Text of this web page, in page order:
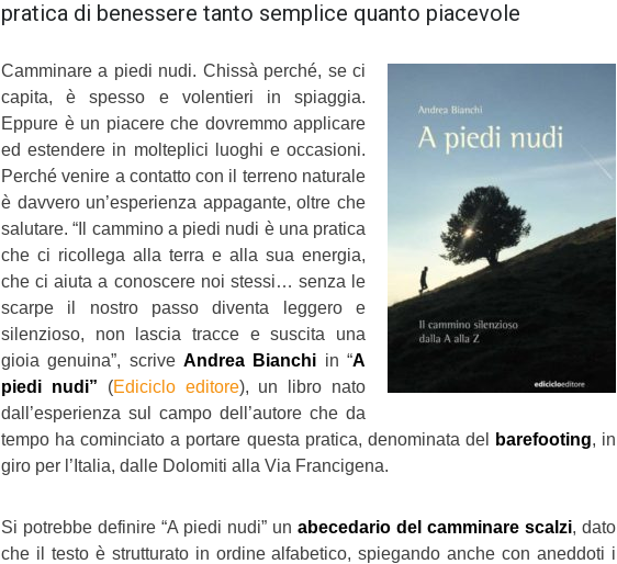
pratica di benessere tanto semplice quanto piacevole
Camminare a piedi nudi. Chissà perché, se ci
capita, è spesso e volentieri in spiaggia.
Eppure è un piacere che dovremmo applicare
ed estendere in molteplici luoghi e occasioni.
Perché venire a contatto con il terreno naturale
è davvero un’esperienza appagante, oltre che
salutare. “Il cammino a piedi nudi è una pratica
che ci ricollega alla terra e alla sua energia,
che ci aiuta a conoscere noi stessi… senza le
scarpe il nostro passo diventa leggero e
silenzioso, non lascia tracce e suscita una
gioia genuina”, scrive Andrea Bianchi in “A
piedi nudi” (Ediciclo editore), un libro nato
dall’esperienza sul campo dell’autore che da
tempo ha cominciato a portare questa pratica, denominata del
barefooting, in
giro per l’Italia, dalle Dolomiti alla Via Francigena.
Si potrebbe definire “A piedi nudi” un abecedario del camminare scalzi, dato
che il testo è strutturato in ordine alfabetico, spiegando anche con aneddoti i